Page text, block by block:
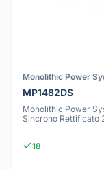
Monolithic Power
MP1482DS
Monolithic Power
Sincrono Rettificato
18